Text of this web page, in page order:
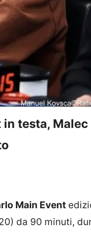
testa,
Main Event
da 90 minuti,